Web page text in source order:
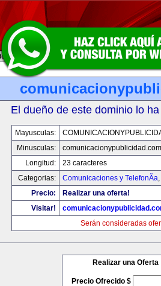
El dueño de este dominio lo
Mayusculas:
Minusculas:
comunicacionypublicidad.com
Longitud:
23 caracteres
Categorias:
Comunicaciones y TelefonÃ­a,
Precio:
Realizar una oferta!
Visitar!
Serán consideradas
Realizar una Oferta
Precio Ofrecido $